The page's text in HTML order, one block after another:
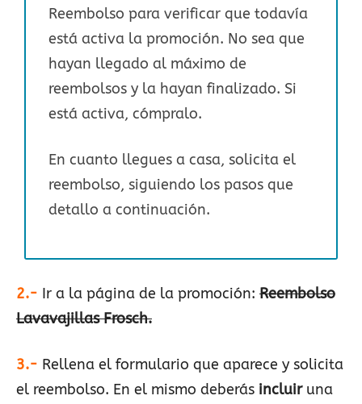
Reembolso para verificar que todavía
está activa la promoción. No sea que
hayan llegado al máximo de
reembolsos y la hayan finalizado. Si
está activa, cómpralo.
En cuanto llegues a casa, solicita el
reembolso, siguiendo los pasos que
detallo a continuación.
2.- Ir a la página de la promoción: Reembolso
Lavavajillas Frosch.
3.- Rellena el formulario que aparece y solicita
el reembolso. En el mismo deberás incluiruna